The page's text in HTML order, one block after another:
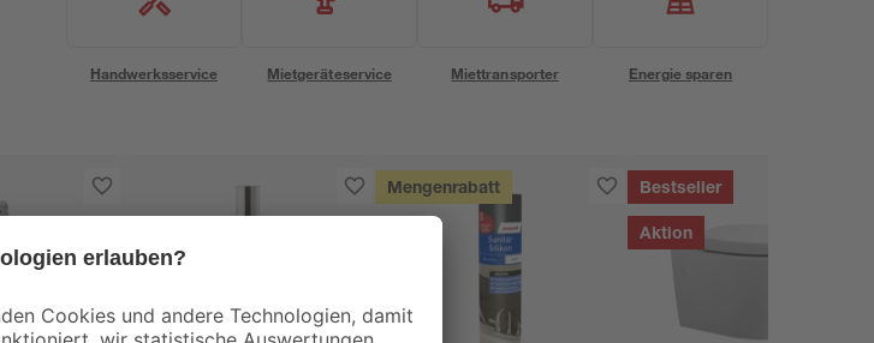
Handwerksservice Mietgeräteservice Miettransporter Energie sparen
Mengenrabatt Bestseller
Aktion